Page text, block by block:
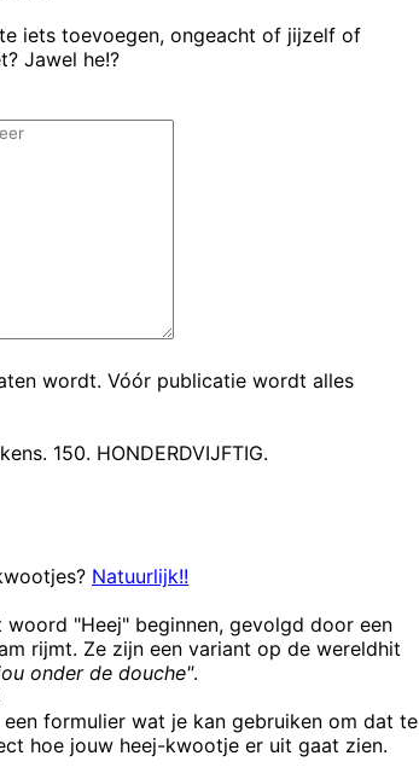
iets toevoegen, ongeacht of jijzelf of
Jawel he!?
wordt. Vóór publicatie wordt alles
150. HONDERDVIJFTIG.
Natuurlijk!!
"Heej" beginnen, gevolgd door een
rijmt. Ze zijn een variant op de wereldhit
onder de douche".
formulier wat je kan gebruiken om dat te
hoe jouw heej-kwootje er uit gaat zien.